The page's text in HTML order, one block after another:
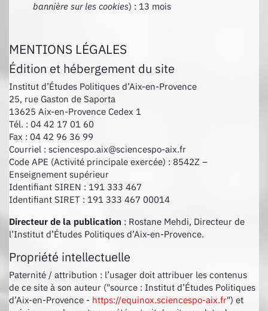
bannière sur les cookies) : 13 mois
MENTIONS LÉGALES
Édition et hébergement du site
Institut d’Études Politiques d’Aix-en-Provence
25, rue Gaston de Saporta
13625 Aix-en-Provence Cedex 1
Tél. : 04 42 17 01 60
Fax : 04 42 96 36 99
Courriel : sciencespo.aix@sciencespo-aix.fr
Code APE (Activité principale exercée) : 8542Z –
Enseignement supérieur
Identifiant SIREN : 191 333 467
Identifiant SIRET : 191 333 467 00014
Directeur de la publication : Rostane Mehdi, Directeur de
l’Institut d’Études Politiques d’Aix-en-Provence.
Propriété intellectuelle
Paternité / attribution : l’usager doit attribuer les contenus
de ce site à son auteur ("source : Institut d’Études Politiques
d’Aix-en-Provence - https://equinox.sciencespo-aix.fr") et